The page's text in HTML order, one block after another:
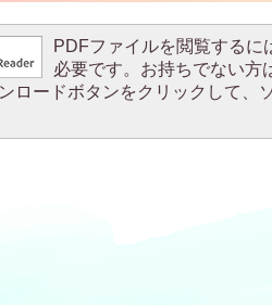
PDFファイルを閲覧する
必要です。お持ちでない方
ロードボタンをクリックして、